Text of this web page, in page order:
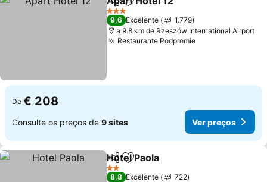
PartilharAdicionar aos favoritos
3 Estrelas
9,6 Excelente
1.779
a 9.8 km de Rzeszów International Airport
Restaurante Podpromie
De € 208
Consulte os preços de 9 sites Ver preços
PartilharAdicionar aos favoritos
Hotel Paola
2 Estrelas
8,8 Excelente
722